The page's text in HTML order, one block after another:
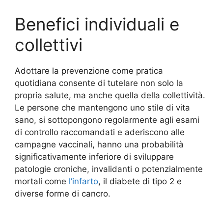
Benefici individuali e
collettivi
Adottare la prevenzione come pratica
quotidiana consente di tutelare non solo la
propria salute, ma anche quella della collettività.
Le persone che mantengono uno stile di vita
sano, si sottopongono regolarmente agli esami
di controllo raccomandati e aderiscono alle
campagne vaccinali, hanno una probabilità
significativamente inferiore di sviluppare
patologie croniche, invalidanti o potenzialmente
mortali come l’infarto, il diabete di tipo 2 e
diverse forme di cancro.